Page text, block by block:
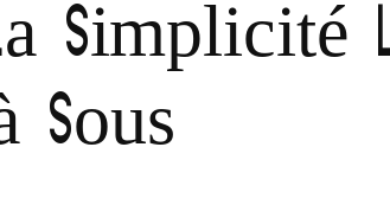
Simplicité
Sous